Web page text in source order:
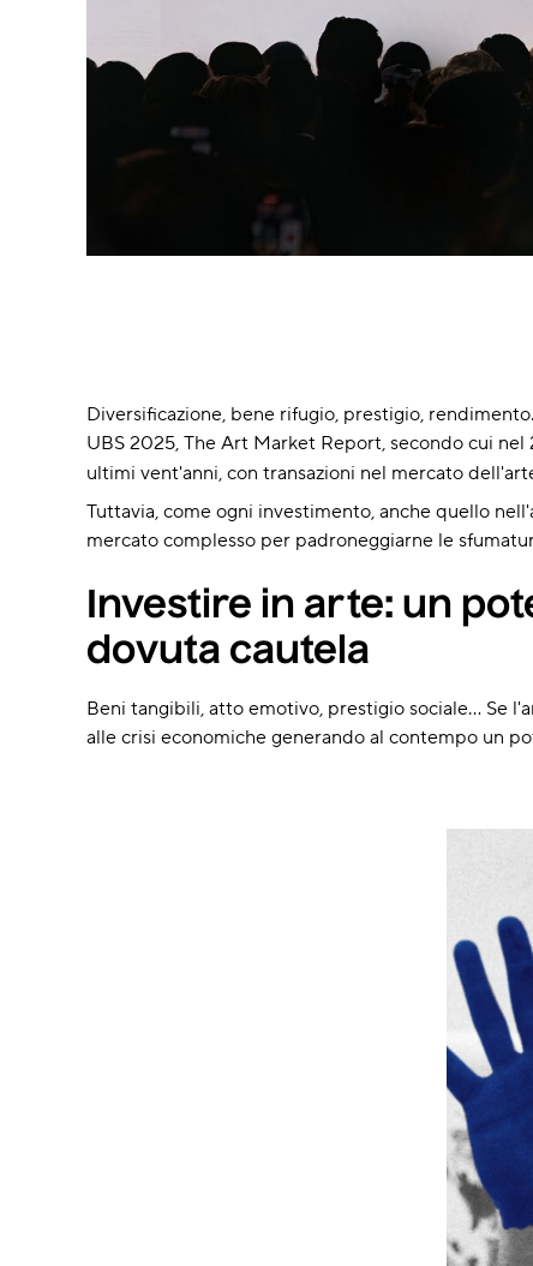
Diversificazione, bene rifugio, prestigio,
UBS 2025, The Art Market Report, secondo cui
ultimi vent'anni, con transazioni nel mercato
Tuttavia, come ogni investimento, anche quello
mercato complesso per padroneggiarne le
Investire in arte: un
dovuta cautela
Beni tangibili, atto emotivo, prestigio sociale... Se
alle crisi economiche generando al contempo un